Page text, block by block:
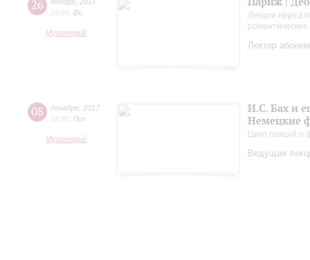
26
18:30 Вс
Музиторий
Лекции перед
Лектор
08 декабря 2017
18:30 Пт
Музиторий
И.С. Бах и
Немецкие
Цикл лекций о
Ведущая